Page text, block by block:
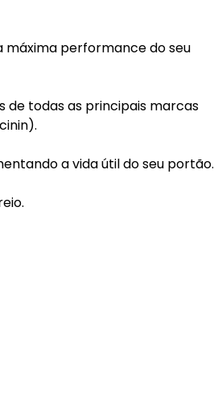
máxima performance do seu
de todas as principais marcas
a vida útil do seu portão.